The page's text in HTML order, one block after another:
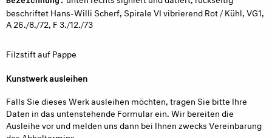
beschriftet Hans-Willi Scherf, Spirale VI vibrierend Rot / Kühl, VG1,
A 26./8./72, F 3./12./73
Filzstift auf Pappe
Kunstwerk ausleihen
Falls Sie dieses Werk ausleihen möchten, tragen Sie bitte Ihre
Daten in das untenstehende Formular ein. Wir bereiten die
Ausleihe vor und melden uns dann bei Ihnen zwecks Vereinbarung